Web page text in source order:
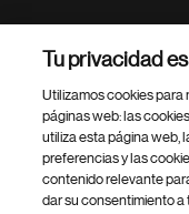
Footer Site Search
Tu privacidad
Utilizamos cookies para
páginas web: las
utiliza esta página web,
preferencias y las
contenido relevante
dar su consentimiento